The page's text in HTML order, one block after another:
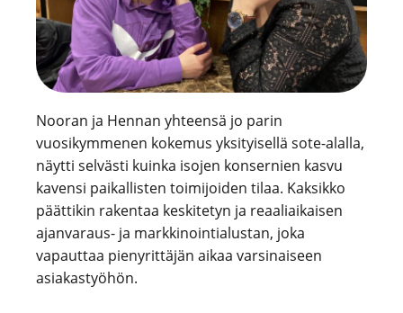
Nooran ja Hennan yhteensä jo parin
vuosikymmenen kokemus yksityisellä sote-alalla,
näytti selvästi kuinka isojen konsernien kasvu
kavensi paikallisten toimijoiden tilaa. Kaksikko
päättikin rakentaa keskitetyn ja reaaliaikaisen
ajanvaraus- ja markkinointialustan, joka
vapauttaa pienyrittäjän aikaa varsinaiseen
asiakastyöhön.